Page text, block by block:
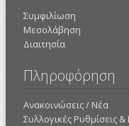
Συμφιλίωση
Μεσολάβηση
Διαιτησία
Πληροφόρηση
Ανακοινώσεις / Νέα
Συλλογικές Ρυθμίσεις